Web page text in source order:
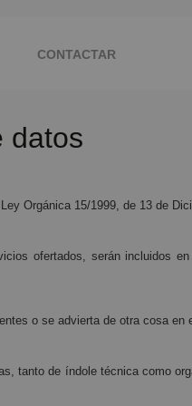
CONTACTAR
datos
Orgánica 15/1999, de 13 de
ofertados, serán incluidos
o se advierta de otra cosa en
tanto de índole técnica como